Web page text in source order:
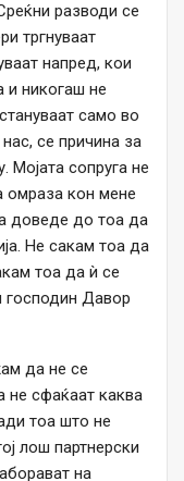
разводи се
тргнуваат
напред, кои
и никогаш не
само во
се причина за
Мојата сопруга не
омраза кон мене
доведе до тоа да
Не сакам тоа да
тоа да ѝ се
господин Давор
да не се
не сфаќаат каква
тоа што не
лош партнерски
на